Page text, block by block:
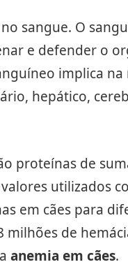
sangue. O
e defender o
implica na
hepático,
proteínas de
utilizados
em cães para
milhões de
anemia em cães.